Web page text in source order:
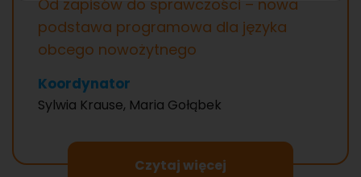
Od zapisów do sprawczości – nowa
podstawa programowa dla języka
obcego nowożytnego
Koordynator
Sylwia Krause, Maria Gołąbek
Czytaj więcej